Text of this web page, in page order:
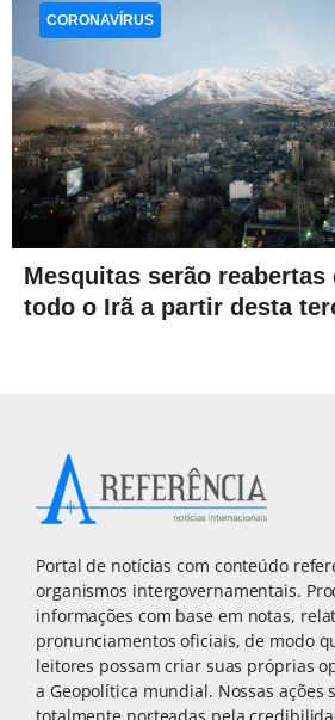
Mesquitas serão reabertas
todo o Irã a partir desta
CORONAVÍRUS
Portal de notícias com conteúdo
organismos intergovernamentais.
informações com base em notas,
pronunciamentos oficiais, de modo
leitores possam criar suas próprias
a Geopolítica mundial. Nossas ações